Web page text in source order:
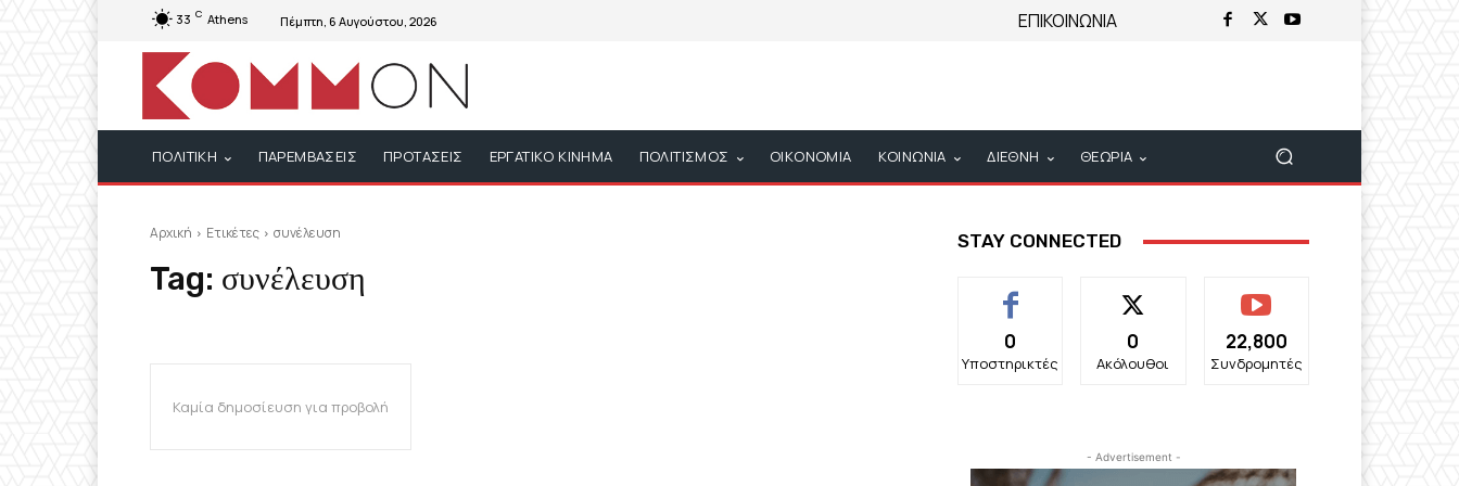
33 C Athens Πέμπτη, 6 Αυγούστου, 2026 ΕΠΙΚΟΙΝΩΝΙΑ
ΠΟΛΙΤΙΚΗ ΠΑΡΕΜΒΑΣΕΙΣ ΠΡΟΤΑΣΕΙΣ ΕΡΓΑΤΙΚΟ ΚΙΝΗΜΑ ΠΟΛΙΤΙΣΜΟΣ ΟΙΚΟΝΟΜΙΑ ΚΟΙΝΩΝΙΑ ΔΙΕΘΝΗ ΘΕΩΡΙΑ
Αρχική Ετικέτες συνέλευση
Tag: συνέλευση
Καμία δημοσίευση για προβολή
STAY CONNECTED
0
Υποστηρικτές
0
Ακόλουθοι
22,800
Συνδρομητές
- Advertisement -